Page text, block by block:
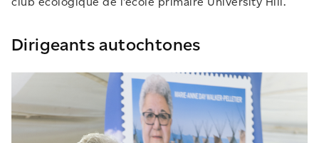
Dirigeants autochtones